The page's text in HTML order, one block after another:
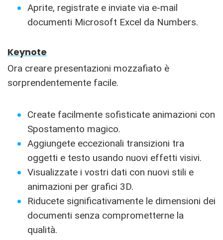
Aprite, registrate e inviate via e-mail
documenti Microsoft Excel da Numbers.
Keynote
Ora creare presentazioni mozzafiato è
sorprendentemente facile.
Create facilmente sofisticate animazioni con
Spostamento magico.
Aggiungete eccezionali transizioni tra
oggetti e testo usando nuovi effetti visivi.
Visualizzate i vostri dati con nuovi stili e
animazioni per grafici 3D.
Riducete significativamente le dimensioni dei
documenti senza comprometterne la
qualità.